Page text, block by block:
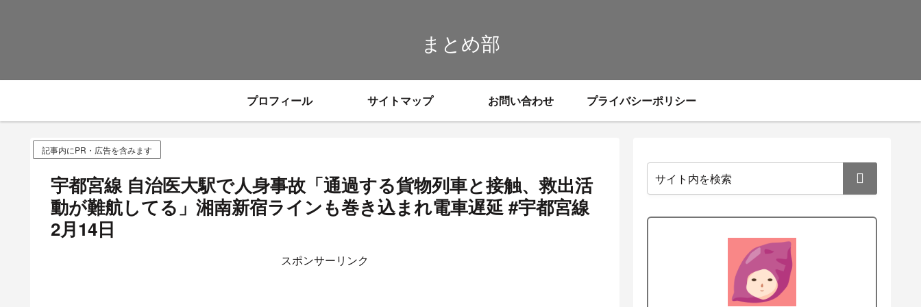
まとめ部
プロフィール サイトマップ お問い合わせ プライバシーポリシー
記事内にPR・広告を含みます
宇都宮線 自治医大駅で人身事故「通過する貨物列車と接触、救出活
動が難航してる」湘南新宿ラインも巻き込まれ電車遅延 #宇都宮線
2月14日
スポンサーリンク